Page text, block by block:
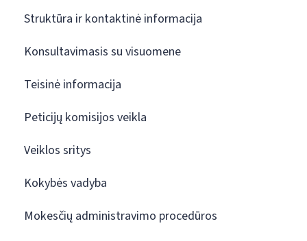
Struktūra ir kontaktinė informacija
Konsultavimasis su visuomene
Teisinė informacija
Peticijų komisijos veikla
Veiklos sritys
Kokybės vadyba
Mokesčių administravimo procedūros